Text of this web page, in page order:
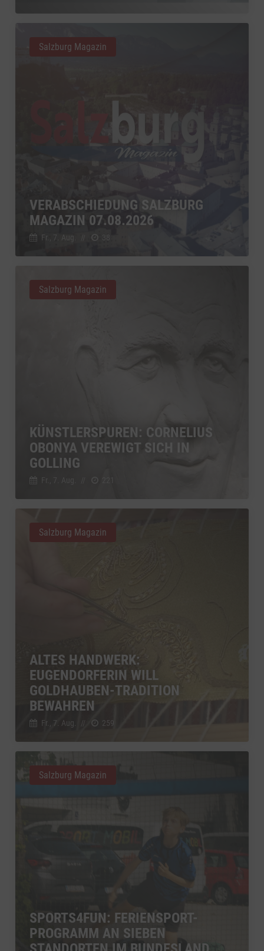
VERABSCHIEDUNG SALZBURG
MAGAZIN 07.08.2026
Fr., 7. Aug. 38
Salzburg Magazin
KÜNSTLERSPUREN: CORNELIUS
OBONYA VEREWIGT SICH IN
GOLLING
Salzburg Magazin
ALTES HANDWERK:
EUGENDORFERIN WILL
GOLDHAUBEN-TRADITION
BEWAHREN
Fr., 7. Aug. // 259
Salzburg Magazin
SPORTS4FUN: FERIENSPORT-
PROGRAMM AN SIEBEN
Salzburg Magazin